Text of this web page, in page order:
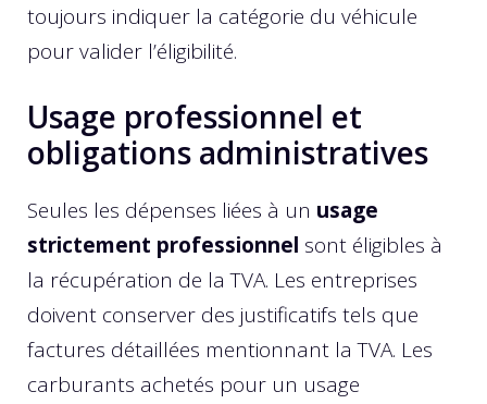
toujours indiquer la catégorie du véhicule
pour valider l’éligibilité.
Usage professionnel et
obligations administratives
Seules les dépenses liées à un usage
strictement professionnel sont éligibles à
la récupération de la TVA. Les entreprises
doivent conserver des justificatifs tels que
factures détaillées mentionnant la TVA. Les
carburants achetés pour un usage